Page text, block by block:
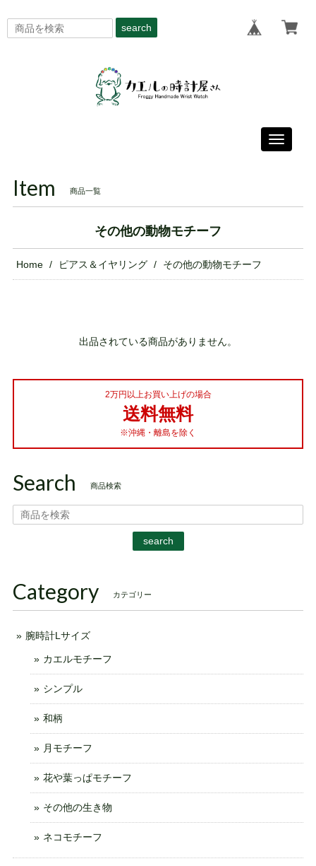
search
Toggle
Item 商品一覧
その他の動物モチーフ
Home ピアス＆イヤリング その他の動物モチーフ
出品されている商品がありません。
2万円以上お買い上げの場合
送料無料
※沖縄・離島を除く
Search 商品検索
search
Category カテゴリー
腕時計Lサイズ
カエルモチーフ
シンプル
和柄
月モチーフ
花や葉っぱモチーフ
その他の生き物
ネコモチーフ